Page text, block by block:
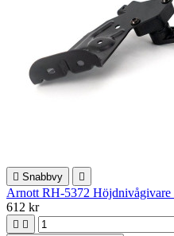
 Snabbvy 
Arnott RH-5372
612 kr
 